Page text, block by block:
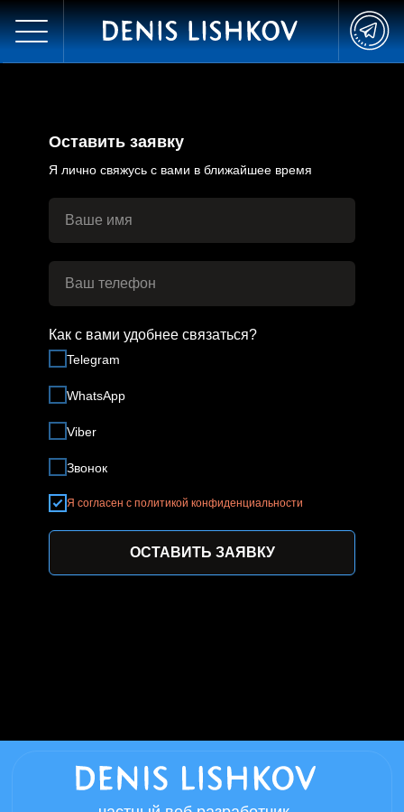
Оставить заявку
Я лично свяжусь с вами в ближайшее время
Как с вами удобнее связаться?
Telegram
WhatsApp
Viber
Звонок
Я согласен с политикой конфиденциальности
ОСТАВИТЬ ЗАЯВКУ
Информация размещенная на сайте,
носит справочный характер
Политика конфиденциальности